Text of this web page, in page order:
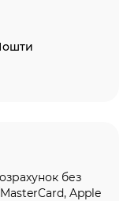
без
Apple